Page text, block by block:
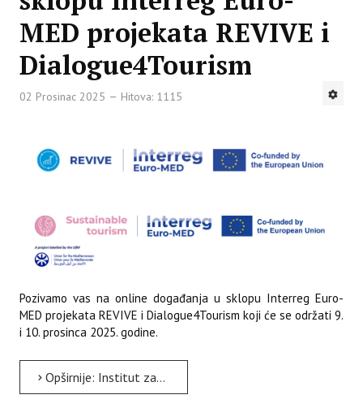
MED projekata REVIVE i
Dialogue4Tourism
02 Prosinac 2025 Hitova: 1115
Pozivamo vas na online događanja u sklopu Interreg Euro-
MED projekata REVIVE i Dialogue4Tourism koji će se održati 9.
i 10. prosinca 2025. godine.
Opširnije: Institut za poljoprivredu i turizam poziva na online događanja u sklopu Interreg Euro-MED...